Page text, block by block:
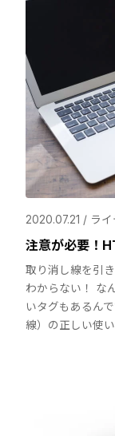
2020.07.21 / ラ
注意が必要！
取り消し線を引
わからない！ な
いタグもあるん
線）の正しい使